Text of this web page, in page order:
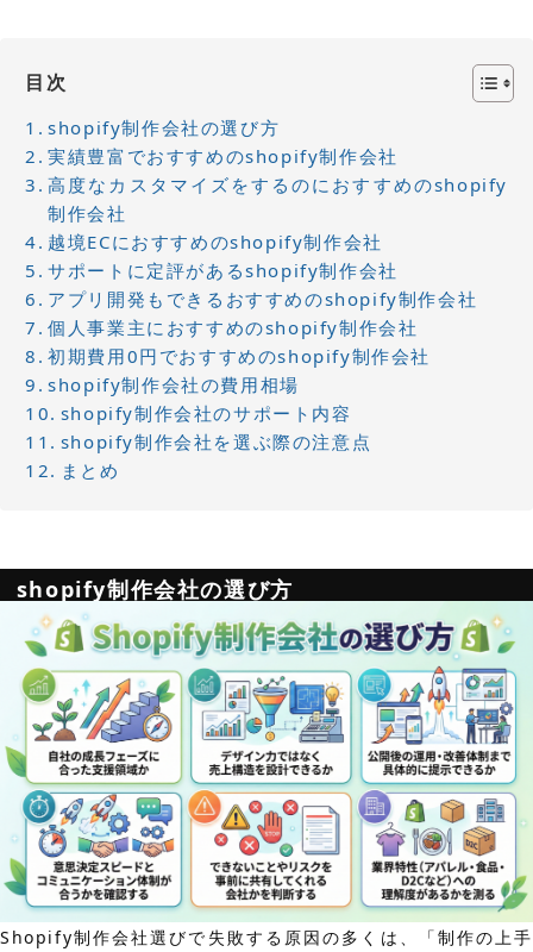
目次
shopify制作会社の選び方
実績豊富でおすすめのshopify制作会社
高度なカスタマイズをするのにおすすめのshopify
制作会社
越境ECにおすすめのshopify制作会社
サポートに定評があるshopify制作会社
アプリ開発もできるおすすめのshopify制作会社
個人事業主におすすめのshopify制作会社
初期費用0円でおすすめのshopify制作会社
shopify制作会社の費用相場
shopify制作会社のサポート内容
shopify制作会社を選ぶ際の注意点
まとめ
shopify制作会社の選び方
Shopify制作会社選びで失敗する原因の多くは、「制作の上手